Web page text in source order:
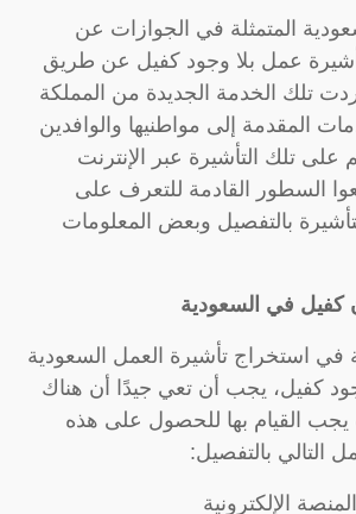
المتمثلة في الجوازات عن
عمل بلا وجود كفيل عن طريق
تلك الخدمة الجديدة من المملكة
المقدمة إلى مواطنيها والوافدين
على تلك التأشيرة عبر الإنترنت
السطور القادمة للتعرف على
بالتفصيل وبعض المعلومات
كفيل في السعودية
في استخراج تأشيرة العمل السعودية
كفيل، يجب أن تعي جيدًا أن هناك
القيام بها للحصول على هذه
التالي بالتفصيل:
الإلكترونية